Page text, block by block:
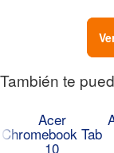
También te
Acer
Chromebook Tab
10